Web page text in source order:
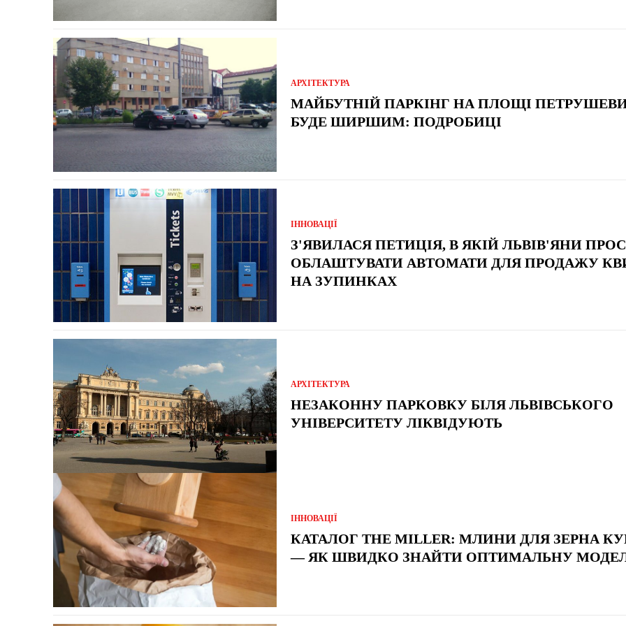
АРХІТЕКТУРА
МАЙБУТНІЙ ПАРКІНГ НА ПЛОЩІ
БУДЕ ШИРШИМ: ПОДРОБИЦІ
ІННОВАЦІЇ
З'ЯВИЛАСЯ ПЕТИЦІЯ, В ЯКІЙ ЛЬВІВ'ЯНИ
ОБЛАШТУВАТИ АВТОМАТИ ДЛЯ ПРОДАЖУ
НА ЗУПИНКАХ
АРХІТЕКТУРА
НЕЗАКОННУ ПАРКОВКУ БІЛЯ ЛЬВІВСЬКОГО
УНІВЕРСИТЕТУ ЛІКВІДУЮТЬ
ІННОВАЦІЇ
КАТАЛОГ THE MILLER: МЛИНИ ДЛЯ ЗЕРНА
— ЯК ШВИДКО ЗНАЙТИ ОПТИМАЛЬНУ